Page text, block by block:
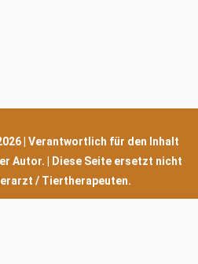
| Verantwortlich für den Inhalt
Autor. | Diese Seite ersetzt nicht
/ Tiertherapeuten.